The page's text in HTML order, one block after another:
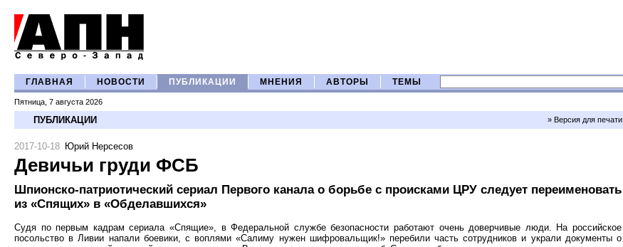
ГЛАВНАЯ НОВОСТИ ПУБЛИКАЦИИ МНЕНИЯ АВТОРЫ ТЕМЫ
Пятница, 7 августа 2026
ПУБЛИКАЦИИ » Версия для печати
2017-10-18 Юрий Нерсесов
Девичьи груди ФСБ
Шпионско-патриотический сериал Первого канала о борьбе с происками ЦРУ следует переименовать
из «Спящих» в «Обделавшихся»
Судя по первым кадрам сериала «Спящие», в Федеральной службе безопасности работают очень доверчивые люди. На российское
посольство в Ливии напали боевики, с воплями «Салиму нужен шифровальщик!» перебили часть сотрудников и украли документы о